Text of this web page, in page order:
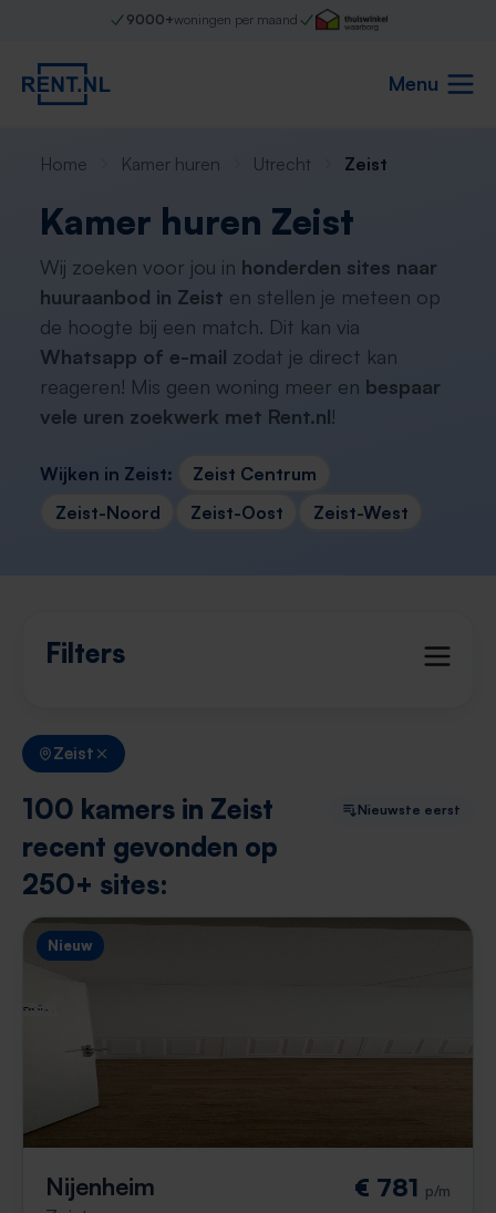
9000+woningen per maand
Menu
Home Kamer huren Utrecht Zeist
Kamer huren Zeist
Wij zoeken voor jou in honderden sites naar
huuraanbod in Zeist en stellen je meteen op
de hoogte bij een match. Dit kan via
Whatsapp of e-mail zodat je direct kan
reageren! Mis geen woning meer en bespaar
vele uren zoekwerk met Rent.nl!
Wijken in Zeist:
Zeist Centrum
Zeist-Noord
Zeist-Oost Zeist-West
Filters
Zeist
100 kamers in Zeist
recent gevonden op
250+ sites:
Nieuwste eerst
Nieuw
Nijenheim € 781 p/m